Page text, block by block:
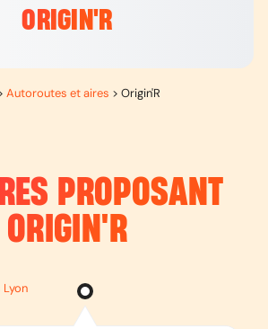
ORIGIN'R
Autoroutes et aires > Origin'R
PROPOSANT
ORIGIN'R